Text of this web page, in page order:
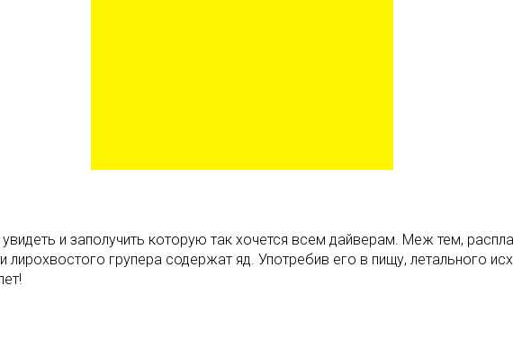
и заполучить которую так хочется всем дайверам. Меж тем,
лирохвостого групера содержат яд. Употребив его в пищу, летального